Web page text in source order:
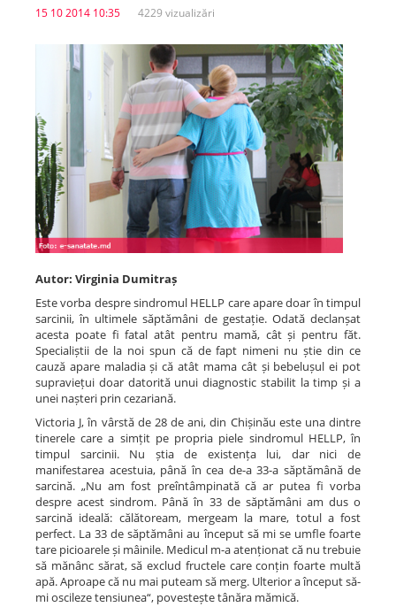
Centrul PAS
Școala E-Sănătate
SanoTeca
15 10 2014 10:35 4229 vizualizări
Autor: Virginia Dumitraș
Este vorba despre sindromul HELLP care apare doar în timpul
sarcinii, în ultimele săptămâni de gestație. Odată declanșat
acesta poate fi fatal atât pentru mamă, cât și pentru făt.
Specialiștii de la noi spun că de fapt nimeni nu știe din ce
cauză apare maladia și că atât mama cât și bebelușul ei pot
supraviețui doar datorită unui diagnostic stabilit la timp și a
unei nașteri prin cezariană.
Victoria J, în vârstă de 28 de ani, din Chișinău este una dintre
tinerele care a simțit pe propria piele sindromul HELLP, în
timpul sarcinii. Nu știa de existența lui, dar nici de
manifestarea acestuia, până în cea de-a 33-a săptămână de
sarcină. „Nu am fost preîntâmpinată că ar putea fi vorba
despre acest sindrom. Până în 33 de săptămâni am dus o
sarcină ideală: călătoream, mergeam la mare, totul a fost
perfect. La 33 de săptămâni au început să mi se umfle foarte
tare picioarele și mâinile. Medicul m-a atenționat că nu trebuie
să mănânc sărat, să exclud fructele care conțin foarte multă
apă. Aproape că nu mai puteam să merg. Ulterior a început să-
mi oscileze tensiunea“, povestește tânăra mămică.